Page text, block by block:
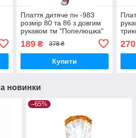
Плаття дитяче пн -983
розмір 80 та 86 з довгим
рукавом тм "Попелюшка"
189₴ 378 ₴
Купити
270
новинки
–65%